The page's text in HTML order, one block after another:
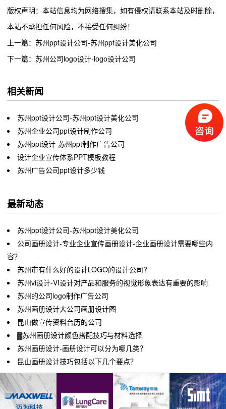
版权声明：本站信息均为网络搜集，如有侵权请联系本站及时删除，
本站不承担任何风险，不接受任何纠纷！
上一篇：苏州ppt设计公司-苏州ppt设计美化公司
下一篇：苏州公司logo设计-logo设计公司
相关新闻
苏州ppt设计公司-苏州ppt设计美化公司
苏州企业公司ppt设计制作公司
苏州ppt设计-苏州ppt制作广告公司
设计企业宣传体系PPT模板教程
苏州广告公司ppt设计多少钱
最新动态
苏州ppt设计公司-苏州ppt设计美化公司
公司画册设计-专业企业宣传画册设计-企业画册设计需要哪些内
容？
苏州市有什么好的设计LOGO的设计公司?
苏州vi设计-VI设计对产品和服务的视觉形象表达有重要的影响
苏州的公司logo制作广告公司
苏州画册设计大公司画册设计图
昆山做宣传资料台历的公司
▓苏州画册设计颜色搭配技巧与材料选择
苏州画册设计-画册设计可以分为哪几类？
昆山画册设计技巧包括以下几个要点？